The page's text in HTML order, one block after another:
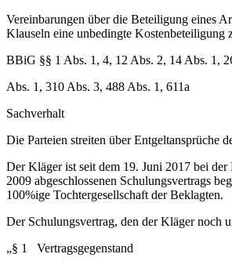
Vereinbarungen über die Beteiligung eines
Klauseln eine unbedingte Kostenbeteiligung
BBiG §§ 1 Abs. 1, 4, 12 Abs. 2, 14 Abs. 1,
Abs. 1, 310 Abs. 3, 488 Abs. 1, 611a
Sachverhalt
Die Parteien streiten über Entgeltansprüche
Der Kläger ist seit dem 19. Juni 2017 bei
2009 abgeschlossenen Schulungsvertrags
100%ige Tochtergesellschaft der Beklagten.
Der Schulungsvertrag, den der Kläger noch
„§ 1 Vertragsgegenstand